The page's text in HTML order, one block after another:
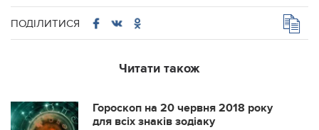
ПОДІЛИТИСЯ
Читати також
Гороскоп на 20 червня 2018 року
для всіх знаків зодіаку